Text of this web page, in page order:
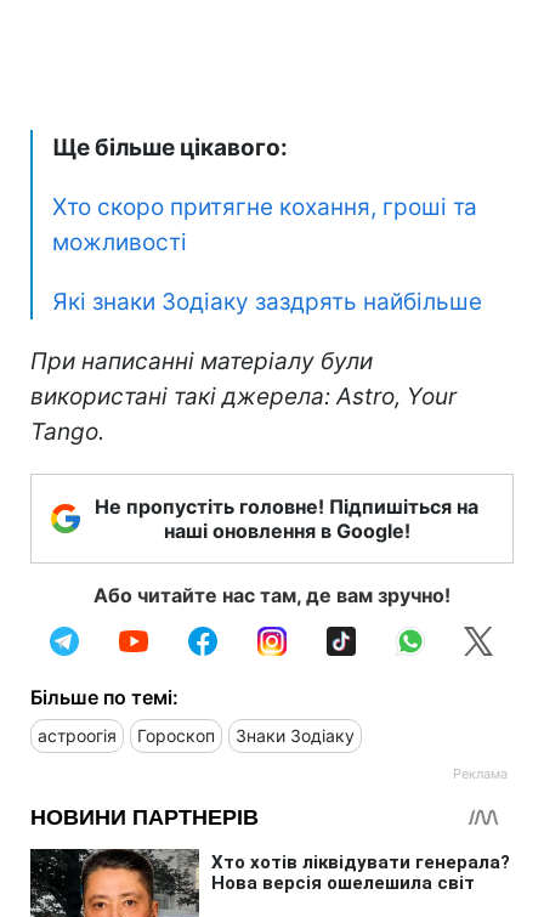
Ще більше цікавого:
Хто скоро притягне кохання, гроші та
можливості
Які знаки Зодіаку заздрять найбільше
При написанні матеріалу були
використані такі джерела: Astro, Your
Tango.
Не пропустіть головне! Підпишіться на
наші оновлення в Google!
Або читайте нас там, де вам зручно!
Більше по темі:
астроогія Гороскоп Знаки Зодіаку